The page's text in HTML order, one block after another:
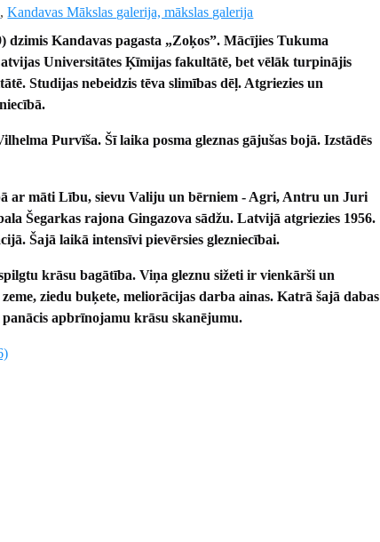
,Kandavas Mākslas galerija, mākslas galerija
dzimis Kandavas pagasta „Zoķos”. Mācījies Tukuma
Universitātes Ķīmijas fakultātē, bet vēlāk turpinājis
Studijas nebeidzis tēva slimības dēļ. Atgriezies un
Purvīša. Šī laika posma gleznas gājušas bojā. Izstādēs
ar māti Lību, sievu Valiju un bērniem - Agri, Antru un Juri
Šegarkas rajona Gingazova sādžu. Latvijā atgriezies 1956.
Šajā laikā intensīvi pievērsies glezniecībai.
krāsu bagātība. Viņa gleznu sižeti ir vienkārši un
ziedu buķete, meliorācijas darba ainas. Katrā šajā dabas
apbrīnojamu krāsu skanējumu.